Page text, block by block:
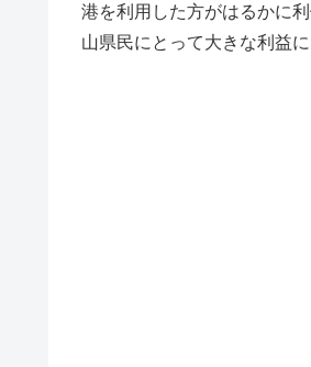
港を利用した方がはるかに
山県民にとって大きな利益